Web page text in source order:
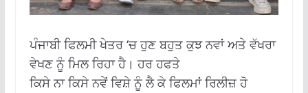
ਪੰਜਾਬੀ ਫਿਲਮੀ ਖੇਤਰ ‘ਚ ਹੁਣ ਬਹੁਤ ਕੁਝ ਨਵਾਂ ਅਤੇ ਵੱਖਰਾ
ਵੇਖਣ ਨੂੰ ਮਿਲ ਰਿਹਾ ਹੈ। ਹਰ ਹਫਤੇ
ਕਿਸੇ ਨਾ ਕਿਸੇ ਨਵੇਂ ਵਿਸ਼ੇ ਨੂੰ ਲੈ ਕੇ ਫਿਲਮਾਂ ਰਿਲੀਜ਼ ਹੋ